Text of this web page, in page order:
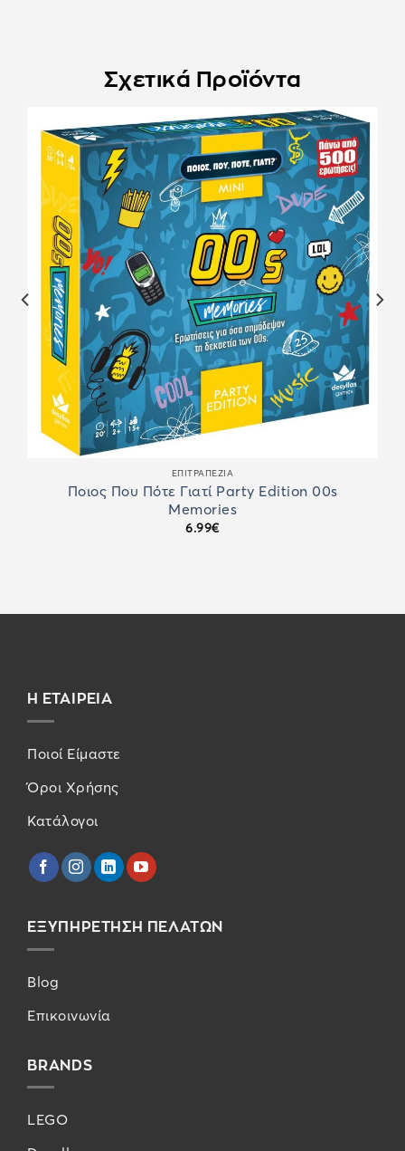
Σχετικά Προϊόντα
ΕΠΙΤΡΑΠΈΖΙΑ
Ποιος Που Πότε Γιατί Party Edition 00s
Memories
6.99€
Η ΕΤΑΙΡΕΙΑ
Ποιοί Είμαστε
Όροι Χρήσης
Κατάλογοι
ΕΞΥΠΗΡΕΤΗΣΗ ΠΕΛΑΤΩΝ
Blog
Επικοινωνία
BRANDS
LEGO